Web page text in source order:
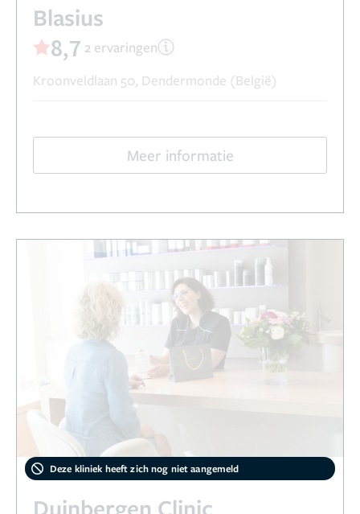
Blasius
8,7 2 ervaringen
Kroonveldlaan 50, Dendermonde (België)
Meer informatie
Deze kliniek heeft zich nog niet aangemeld
Duinbergen Clinic